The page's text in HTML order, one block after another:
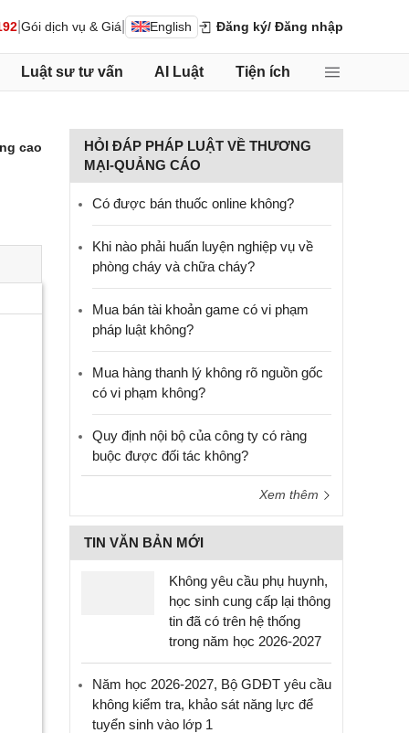
Gói dịch vụ & Giá English Đăng ký/ Đăng nhập
Luật sư tư vấn AI Luật Tiện ích
cao
HỎI ĐÁP PHÁP LUẬT VỀ THƯƠNG
MẠI-QUẢNG CÁO
Có được bán thuốc online không?
Khi nào phải huấn luyện nghiệp vụ về
phòng cháy và chữa cháy?
Mua bán tài khoản game có vi phạm
pháp luật không?
Mua hàng thanh lý không rõ nguồn gốc
có vi phạm không?
Quy định nội bộ của công ty có ràng
buộc được đối tác không?
Xem thêm
TIN VĂN BẢN MỚI
Không yêu cầu phụ huynh,
học sinh cung cấp lại thông
tin đã có trên hệ thống
trong năm học 2026-2027
Năm học 2026-2027, Bộ GDĐT yêu cầu
không kiểm tra, khảo sát năng lực để
tuyển sinh vào lớp 1